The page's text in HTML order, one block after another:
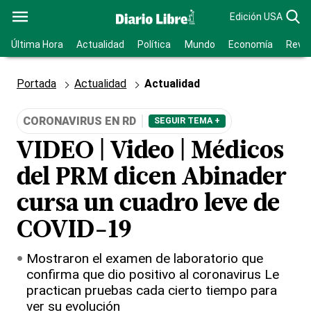
Edición USA
Última Hora Actualidad Política Mundo Economía
Portada Actualidad Actualidad
CORONAVIRUS EN RD SEGUIR TEMA +
VIDEO | Video | Médicos
del PRM dicen Abinader
cursa un cuadro leve de
COVID-19
Mostraron el examen de laboratorio que
confirma que dio positivo al coronavirus Le
practican pruebas cada cierto tiempo para
ver su evolución